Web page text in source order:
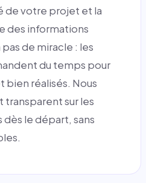
de votre projet et la
des informations
de miracle : les
du temps pour
bien réalisés. Nous
sur les
le départ, sans